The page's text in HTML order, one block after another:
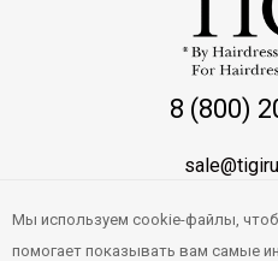
8 (800)
Мы используем cookie-файлы,
помогает показывать вам самые